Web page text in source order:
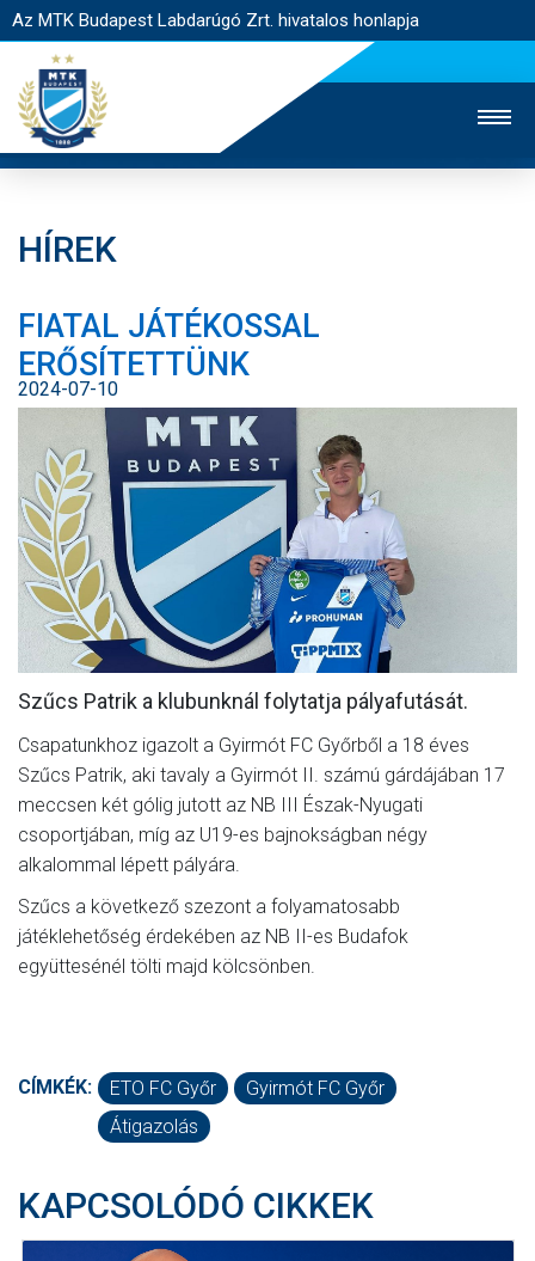
Az MTK Budapest Labdarúgó Zrt. hivatalos honlapja
JEGYÉRTÉKESÍTÉS
WEBSHOP
EGYESÜLET
NYITÓLAP
HÍREK
CSAPATOK
MÉRKŐZÉSEK
KLUB
GALÉRIA
SZURKOLÓI ÉLMÉNYEK
AKKREDITÁCIÓ
HÍREK
FIATAL JÁTÉKOSSAL
ERŐSÍTETTÜNK
2024-07-10
Szűcs Patrik a klubunknál folytatja pályafutását.
Csapatunkhoz igazolt a Gyirmót FC Győrből a 18 éves
Szűcs Patrik, aki tavaly a Gyirmót II. számú gárdájában 17
meccsen két gólig jutott az NB III Észak-Nyugati
csoportjában, míg az U19-es bajnokságban négy
alkalommal lépett pályára.
Szűcs a következő szezont a folyamatosabb
játéklehetőség érdekében az NB II-es Budafok
együttesénél tölti majd kölcsönben.
CÍMKÉK: ETO FC Győr
Gyirmót FC Győr
Átigazolás
KAPCSOLÓDÓ CIKKEK